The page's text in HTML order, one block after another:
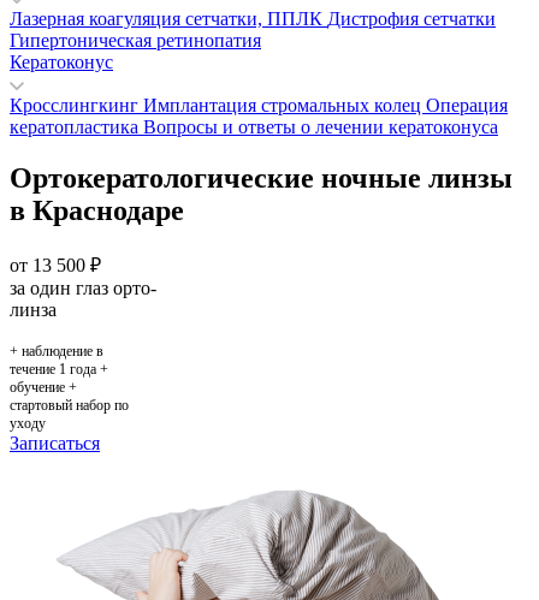
Лазерная коагуляция сетчатки, ППЛК Дистрофия сетчатки
Гипертоническая ретинопатия
Кератоконус
Кросслингкинг Имплантация стромальных колец Операция
кератопластика Вопросы и ответы о лечении кератоконуса
Ортокератологические ночные линзы
в Краснодаре
от 13 500 ₽
за один глаз орто-
линза
+ наблюдение в
течение 1 года +
обучение +
стартовый набор по
уходу
Записаться